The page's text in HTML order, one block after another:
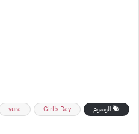
الوسوم Girl’s Day
yura